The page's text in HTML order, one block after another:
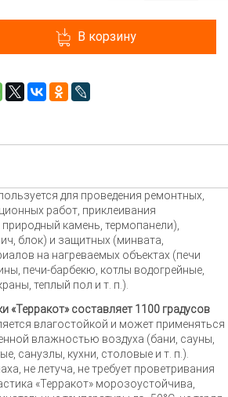
В корзину
для проведения ремонтных,
работ, приклеивания
камень, термопанели),
блок) и защитных (минвата,
на нагреваемых объектах (печи
печи-барбекю, котлы водогрейные,
теплый пол и т. п.).
«Терракот» составляет 1100 градусов
влагостойкой и может применяться
влажностью воздуха (бани, сауны,
санузлы, кухни, столовые и т. п.).
не летуча, не требует проветривания
«Терракот» морозоустойчива,